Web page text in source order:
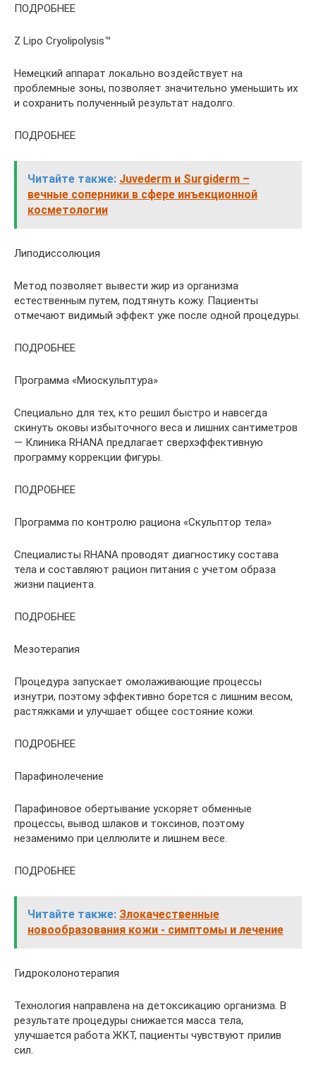
ПОДРОБНЕЕ
Z Lipo Cryolipolysis™
Немецкий аппарат локально воздействует на
проблемные зоны, позволяет значительно уменьшить их
и сохранить полученный результат надолго.
ПОДРОБНЕЕ
Читайте также: Juvederm и Surgiderm –
вечные соперники в сфере инъекционной
косметологии
Липодиссолюция
Метод позволяет вывести жир из организма
естественным путем, подтянуть кожу. Пациенты
отмечают видимый эффект уже после одной процедуры.
ПОДРОБНЕЕ
Программа «Миоскульптура»
Специально для тех, кто решил быстро и навсегда
скинуть оковы избыточного веса и лишних сантиметров
— Клиника RHANA предлагает сверхэффективную
программу коррекции фигуры.
ПОДРОБНЕЕ
Программа по контролю рациона «Скульптор тела»
Специалисты RHANA проводят диагностику состава
тела и составляют рацион питания с учетом образа
жизни пациента.
ПОДРОБНЕЕ
Мезотерапия
Процедура запускает омолаживающие процессы
изнутри, поэтому эффективно борется с лишним весом,
растяжками и улучшает общее состояние кожи.
ПОДРОБНЕЕ
Парафинолечение
Парафиновое обертывание ускоряет обменные
процессы, вывод шлаков и токсинов, поэтому
незаменимо при целлюлите и лишнем весе.
ПОДРОБНЕЕ
Читайте также: Злокачественные
новообразования кожи - симптомы и лечение
Гидроколонотерапия
Технология направлена на детоксикацию организма. В
результате процедуры снижается масса тела,
улучшается работа ЖКТ, пациенты чувствуют прилив
сил.